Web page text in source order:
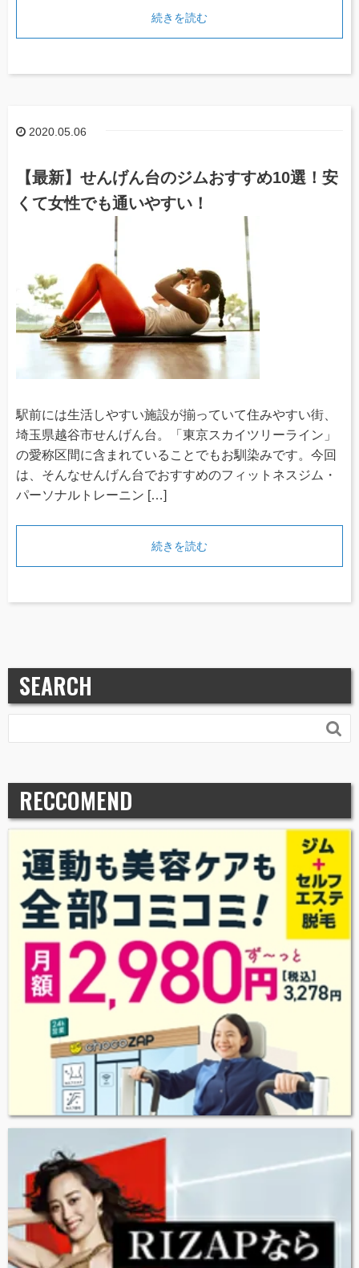
続きを読む
2020.05.06
【最新】せんげん台のジムおすすめ10選！安
くて女性でも通いやすい！
駅前には生活しやすい施設が揃っていて住みやすい街、
埼玉県越谷市せんげん台。「東京スカイツリーライン」
の愛称区間に含まれていることでもお馴染みです。今回
は、そんなせんげん台でおすすめのフィットネスジム・
パーソナルトレーニン […]
続きを読む
SEARCH

RECCOMEND